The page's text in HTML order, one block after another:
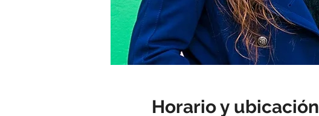
Horario y ubicación